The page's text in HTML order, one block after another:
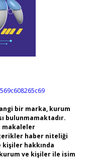
bir marka, kurum
bulunmamaktadır.
makaleler
haber niteliği
kişiler hakkında
ve kişiler ile isim